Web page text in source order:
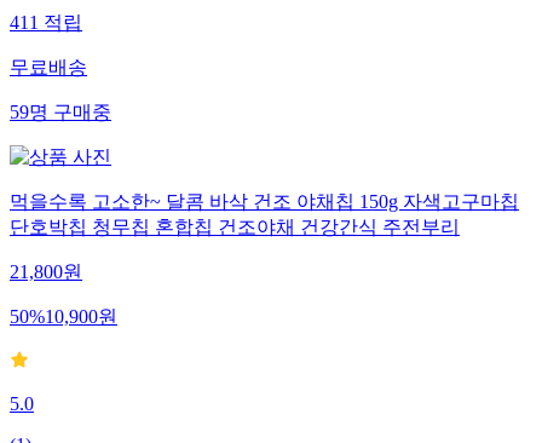
411 적립
무료배송
59명 구매중
먹을수록 고소한~ 달콤 바삭 건조 야채칩 150g 자색고구마칩
단호박칩 청무칩 혼합칩 건조야채 건강간식 주전부리
21,800원
50%10,900원
5.0